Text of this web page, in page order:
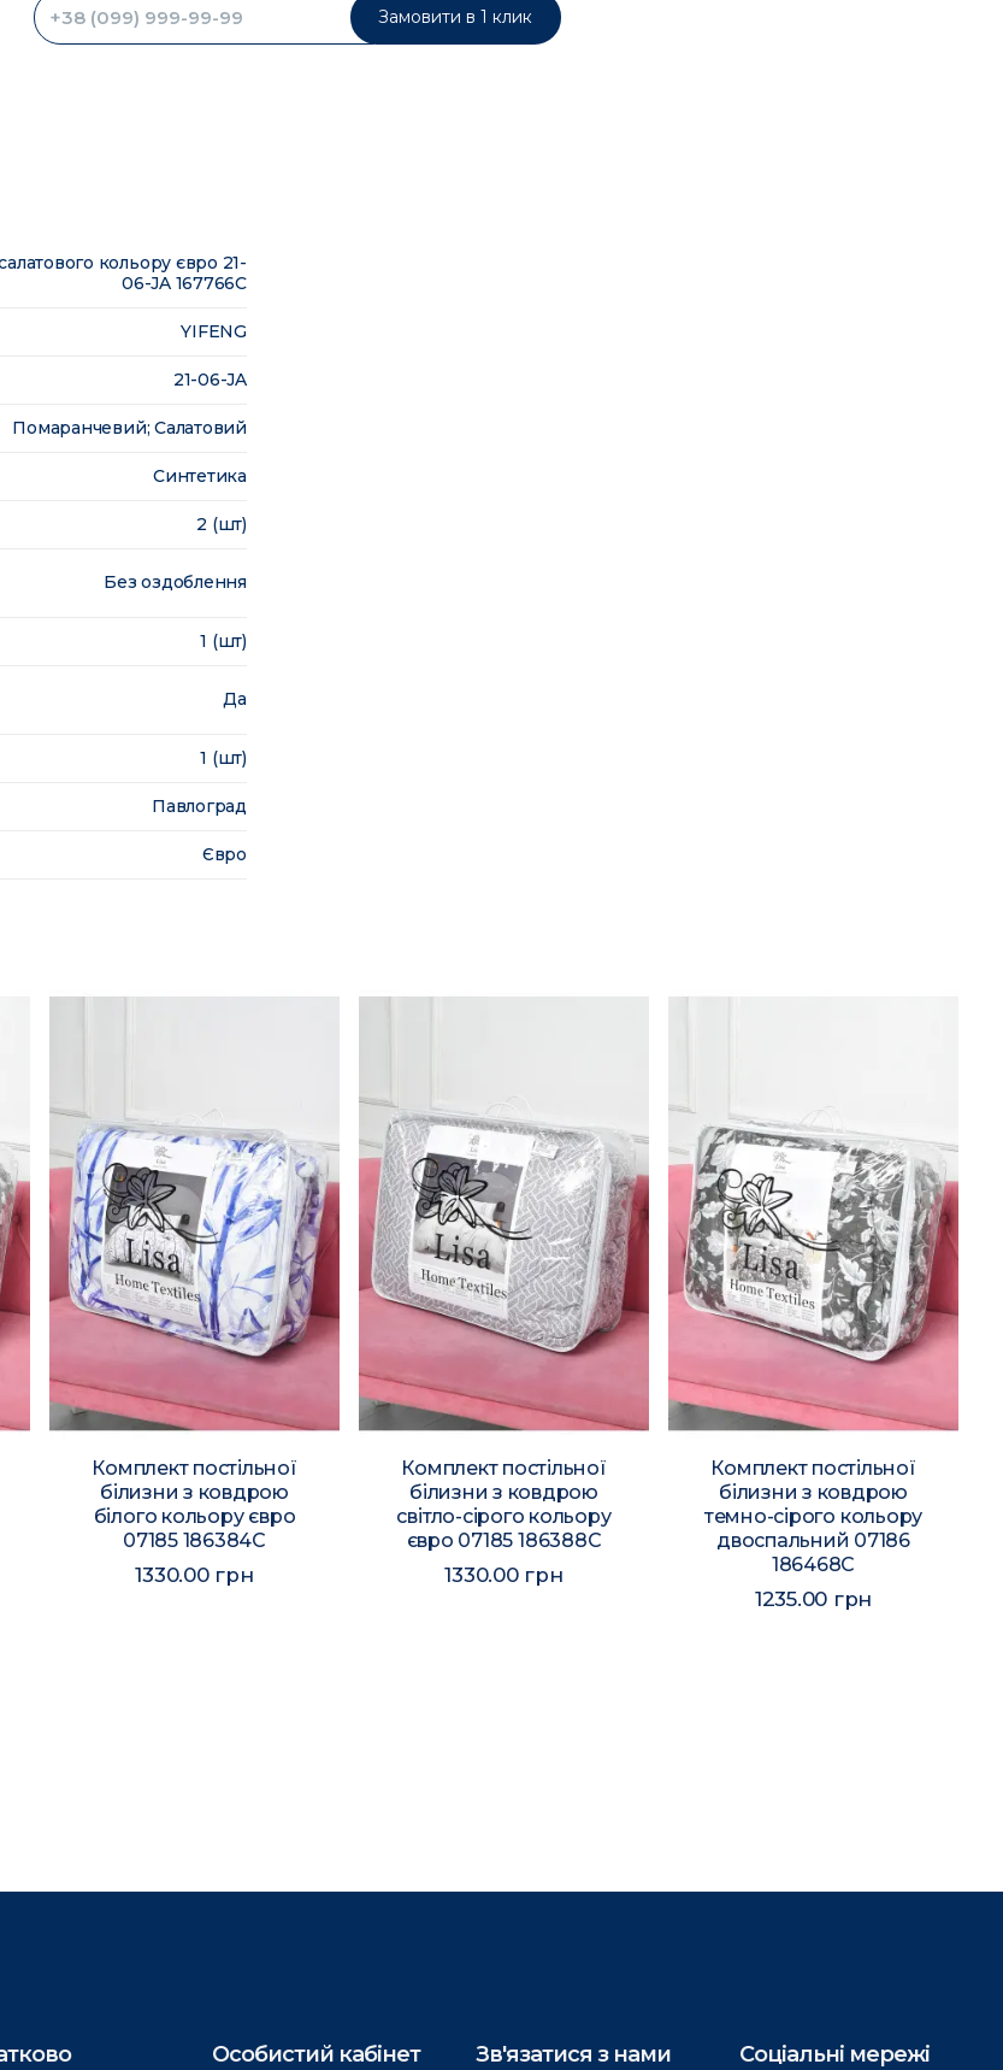
Замовити в 1 клик
кольору євро 21-
06-JA 167766C
YIFENG
21-06-JA
Помаранчевий; Салатовий
Синтетика
2 (шт)
Без оздоблення
1 (шт)
Да
1 (шт)
Павлоград
Євро
Комплект постільної
білизни з ковдрою
білого кольору євро
07185 186384C
1330.00 грн
Комплект постільної
білизни з ковдрою
світло-сірого кольору
євро 07185 186388C
1330.00 грн
Комплект постільної
білизни з ковдрою
темно-сірого кольору
двоспальний 07186
186468C
1235.00 грн
Особистий кабінет Зв'язатися з нами Соціальні мережі